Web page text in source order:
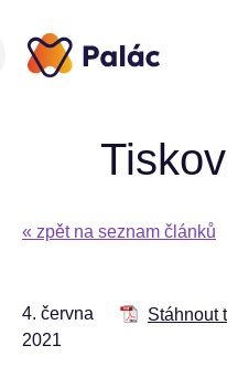
« zpět na seznam článků
Stáhnout
4. června
2021